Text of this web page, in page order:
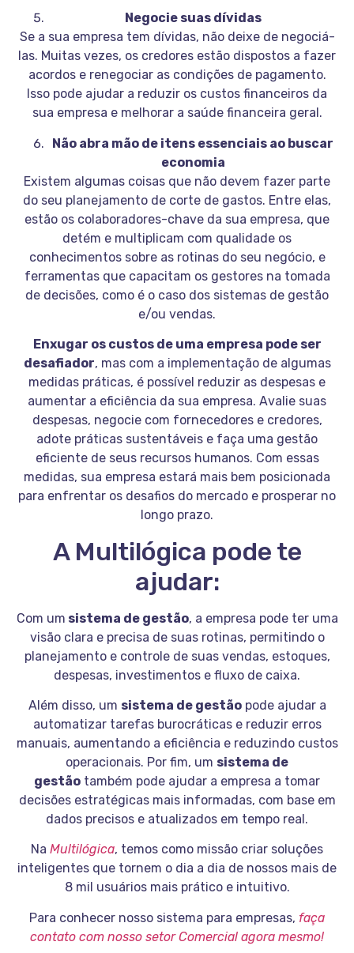
Negocie suas dívidas
Se a sua empresa tem dívidas, não deixe de negociá-
las. Muitas vezes, os credores estão dispostos a fazer
acordos e renegociar as condições de pagamento.
Isso pode ajudar a reduzir os custos financeiros da
sua empresa e melhorar a saúde financeira geral.
Não abra mão de itens essenciais ao buscar
economia
Existem algumas coisas que não devem fazer parte
do seu planejamento de corte de gastos. Entre elas,
estão os colaboradores-chave da sua empresa, que
detém e multiplicam com qualidade os
conhecimentos sobre as rotinas do seu negócio, e
ferramentas que capacitam os gestores na tomada
de decisões, como é o caso dos sistemas de gestão
e/ou vendas.
Enxugar os custos de uma empresa pode ser
desafiador, mas com a implementação de algumas
medidas práticas, é possível reduzir as despesas e
aumentar a eficiência da sua empresa. Avalie suas
despesas, negocie com fornecedores e credores,
adote práticas sustentáveis e faça uma gestão
eficiente de seus recursos humanos. Com essas
medidas, sua empresa estará mais bem posicionada
para enfrentar os desafios do mercado e prosperar no
longo prazo.
A Multilógica pode te
ajudar:
Com um sistema de gestão, a empresa pode ter uma
visão clara e precisa de suas rotinas, permitindo o
planejamento e controle de suas vendas, estoques,
despesas, investimentos e fluxo de caixa.
Além disso, um sistema de gestãopode ajudar a
automatizar tarefas burocráticas e reduzir erros
manuais, aumentando a eficiência e reduzindo custos
operacionais. Por fim, um sistema de
gestão também pode ajudar a empresa a tomar
decisões estratégicas mais informadas, com base em
dados precisos e atualizados em tempo real.
Na Multilógica, temos como missão criar soluções
inteligentes que tornem o dia a dia de nossos mais de
8 mil usuários mais prático e intuitivo.
Para conhecer nosso sistema para empresas, faça
contato com nosso setor Comercial agora mesmo!